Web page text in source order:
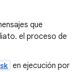
que
el proceso de
en ejecución por